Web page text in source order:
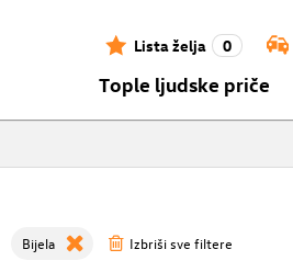
Lista želja 0
Tople ljudske priče
Bijela Izbriši sve filtere